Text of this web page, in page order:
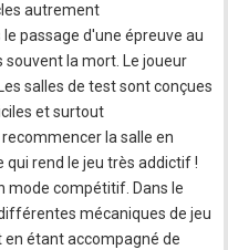
autrement
passage d'une épreuve au
la mort. Le joueur
salles de test sont conçues
et surtout
la salle en
rend le jeu très addictif !
mode compétitif. Dans le
mécaniques de jeu
étant accompagné de